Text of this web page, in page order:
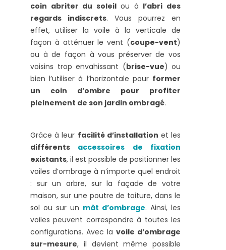
coin abriter du soleilou à l’abri des
regards indiscrets. Vous pourrez en
effet, utiliser la voile à la verticale de
façon à atténuer le vent (coupe-vent)
ou à de façon à vous préserver de vos
voisins trop envahissant (brise-vue) ou
bien l’utiliser à l’horizontale pour former
un coin d’ombre pour profiter
pleinement de son jardin ombragé.
Grâce à leur facilité d’installation et les
différents accessoires de fixation
existants, il est possible de positionner les
voiles d’ombrage à n’importe quel endroit
: sur un arbre, sur la façade de votre
maison, sur une poutre de toiture, dans le
sol ou sur un mât d’ombrage. Ainsi, les
voiles peuvent correspondre à toutes les
configurations. Avec la voile d’ombrage
sur-mesure, il devient même possible